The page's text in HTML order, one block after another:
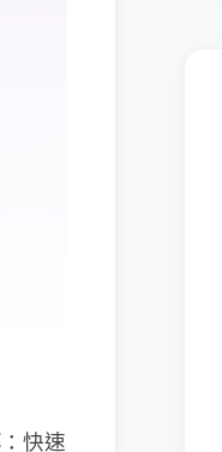
​：快速